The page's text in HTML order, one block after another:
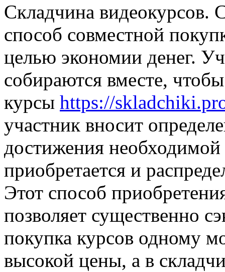
Склaдчинa видeoкурсoв.
способ совместной
целью экономии денег.
собираются вместе,
курсы https://
участник вносит
достижения
приобретается и
Этот способ
позволяет существенно
покупка курсов одному
высокой цены, а в